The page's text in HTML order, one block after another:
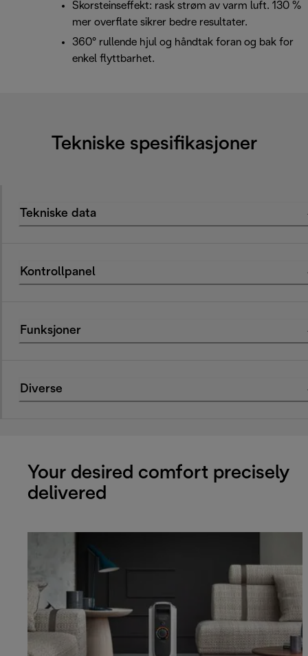
Skorsteinseffekt: rask strøm av varm luft. 130 %
mer overflate sikrer bedre resultater.
360° rullende hjul og håndtak foran og bak for
enkel flyttbarhet.
Tekniske spesifikasjoner
Tekniske data
Kontrollpanel
Funksjoner
Diverse
Your desired comfort precisely
delivered